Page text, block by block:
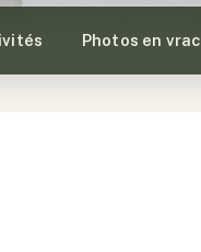
Photos en vrac